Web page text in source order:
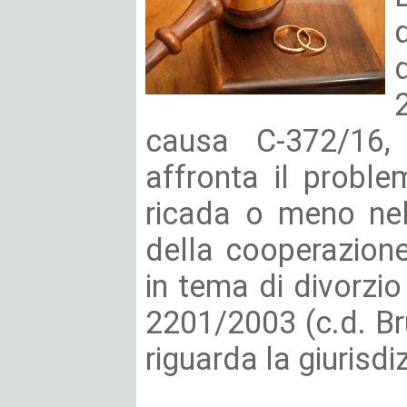
causa C-372/
affronta il
ricada o meno
della
in tema di
2201/2003 (c.d.
riguarda la